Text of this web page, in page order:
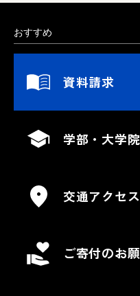
おすすめ
資料請求
学部・大学
交通アクセス
ご寄付のお